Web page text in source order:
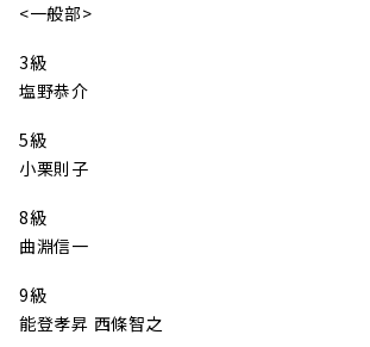
<一般部>
3級
塩野恭介
5級
小栗則子
8級
曲淵信一
9級
能登孝昇 西條智之